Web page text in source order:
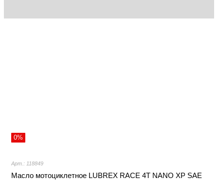
0%
Арт.: 118849
Масло мотоциклетное LUBREX RACE 4T NANO XP SAE